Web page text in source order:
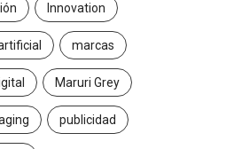
Innovation
marcas
Maruri Grey
publicidad